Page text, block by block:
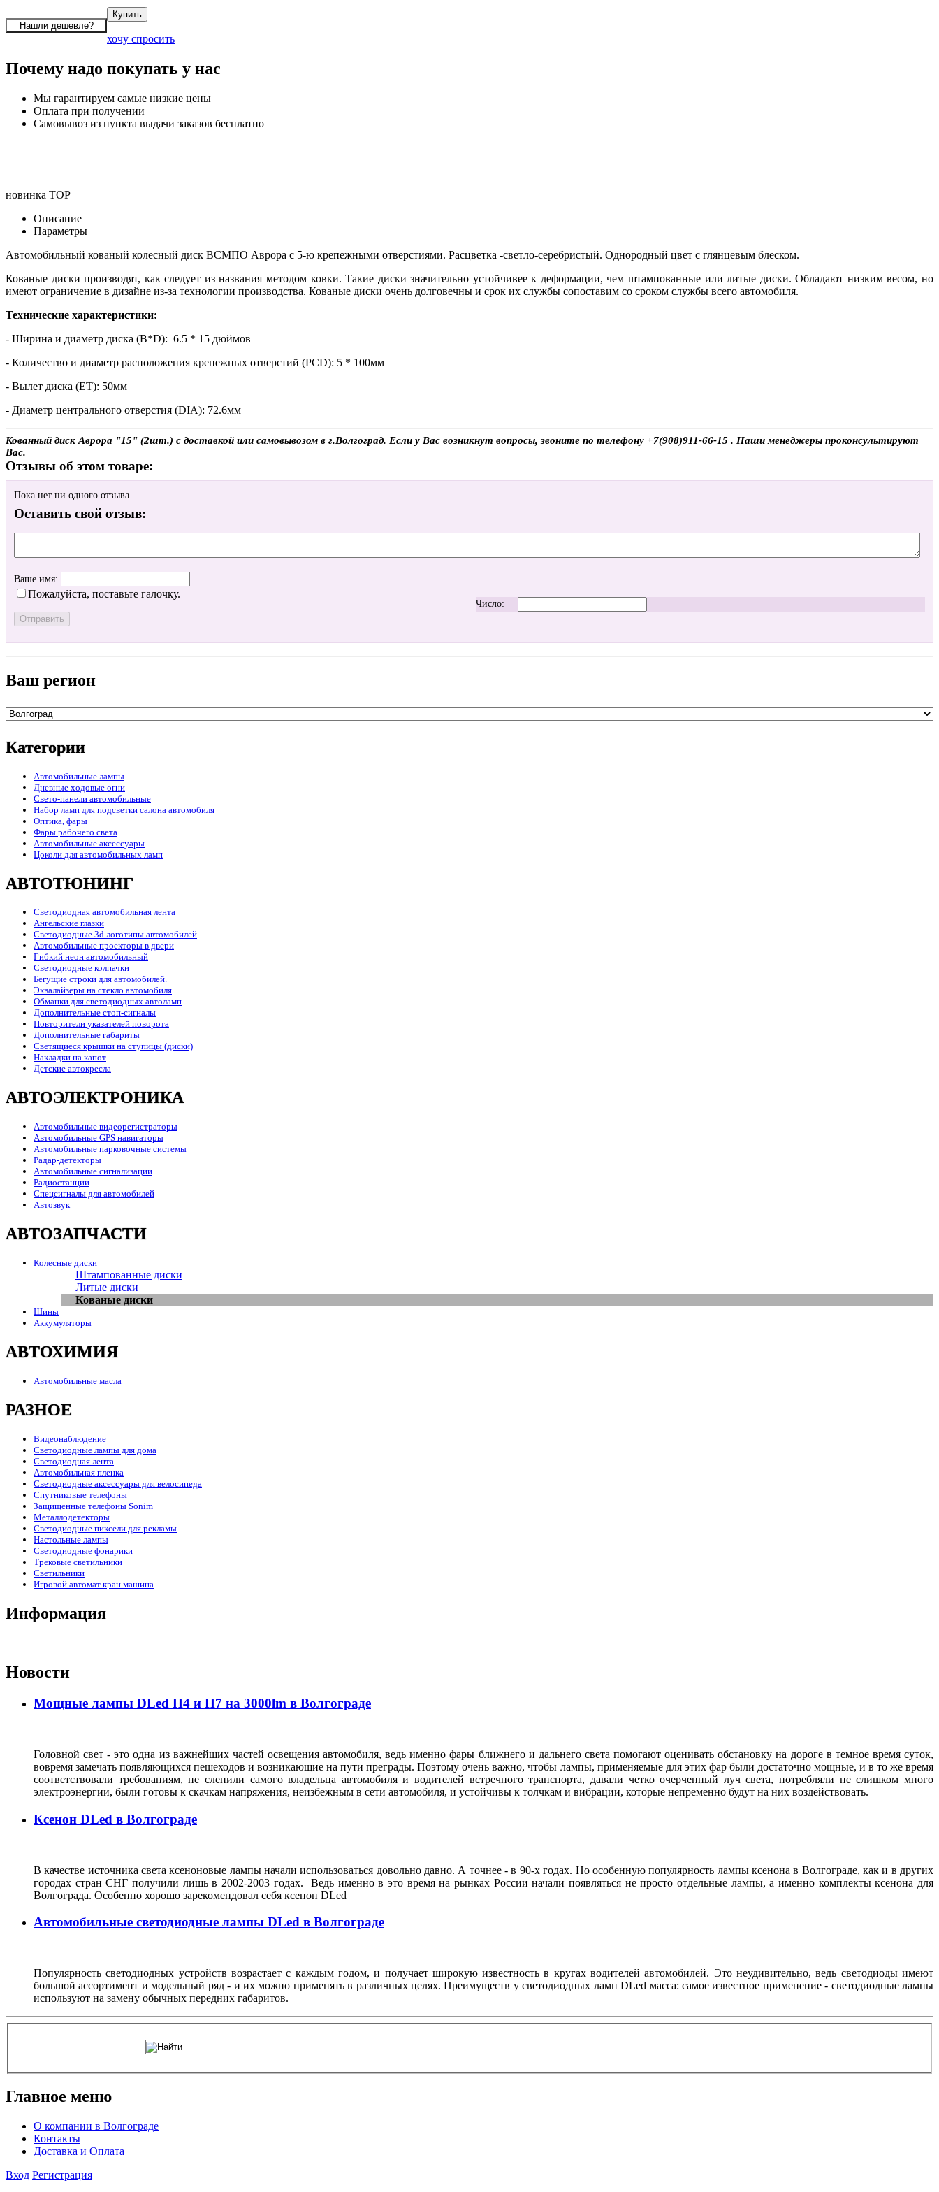
хочу спросить
Почему надо покупать у нас
Мы гарантируем самые низкие цены
Оплата при получении
Самовывоз из пункта выдачи заказов бесплатно
новинка TOP
Описание
Параметры
Автомобильный кованый колесный диск ВСМПО Аврора с 5-ю крепежными отверстиями. Расцветка -светло-серебристый. Однородный цвет с глянцевым блеском.
Кованые диски производят, как следует из названия методом ковки. Такие диски значительно устойчивее к деформации, чем штампованные или литые диски. Обладают низким весом, но
имеют ограничение в дизайне из-за технологии производства. Кованые диски очень долговечны и срок их службы сопоставим со сроком службы всего автомобиля.
Технические характеристики:
- Ширина и диаметр диска (B*D): 6.5 * 15 дюймов
- Количество и диаметр расположения крепежных отверстий (PCD): 5 * 100мм
- Вылет диска (ET): 50мм
- Диаметр центрального отверстия (DIA): 72.6мм
Кованный диск Аврора "15" (2шт.) с доставкой или самовывозом в г.Волгоград. Если у Вас возникнут вопросы, звоните по телефону +7(908)911-66-15 . Наши менеджеры проконсультируют
Вас.
Отзывы об этом товаре:
Пока нет ни одного отзыва
Оставить свой отзыв:
Ваше имя:
Пожалуйста, поставьте галочку.
Число:
Ваш регион
Категории
Автомобильные лампы
Дневные ходовые огни
Свето-панели автомобильные
Набор ламп для подсветки салона автомобиля
Оптика, фары
Фары рабочего света
Автомобильные аксессуары
Цоколи для автомобильных ламп
АВТОТЮНИНГ
Светодиодная автомобильная лента
Ангельские глазки
Светодиодные 3d логотипы автомобилей
Автомобильные проекторы в двери
Гибкий неон автомобильный
Светодиодные колпачки
Бегущие строки для автомобилей.
Эквалайзеры на стекло автомобиля
Обманки для светодиодных автоламп
Дополнительные стоп-сигналы
Повторители указателей поворота
Дополнительные габариты
Светящиеся крышки на ступицы (диски)
Накладки на капот
Детские автокресла
АВТОЭЛЕКТРОНИКА
Автомобильные видеорегистраторы
Автомобильные GPS навигаторы
Автомобильные парковочные системы
Радар-детекторы
Автомобильные сигнализации
Радиостанции
Спецсигналы для автомобилей
Автозвук
АВТОЗАПЧАСТИ
Колесные диски
Штампованные диски
Литые диски
Кованые диски
Шины
Аккумуляторы
АВТОХИМИЯ
Автомобильные масла
РАЗНОЕ
Видеонаблюдение
Светодиодные лампы для дома
Светодиодная лента
Автомобильная пленка
Светодиодные аксессуары для велосипеда
Спутниковые телефоны
Защищенные телефоны Sonim
Металлодетекторы
Светодиодные пиксели для рекламы
Настольные лампы
Светодиодные фонарики
Трековые светильники
Светильники
Игровой автомат кран машина
Информация
Новости
Мощные лампы DLed H4 и H7 на 3000lm в Волгограде
Головной свет - это одна из важнейших частей освещения автомобиля, ведь именно фары ближнего и дальнего света помогают оценивать обстановку на дороге в темное время суток,
вовремя замечать появляющихся пешеходов и возникающие на пути преграды. Поэтому очень важно, чтобы лампы, применяемые для этих фар были достаточно мощные, и в то же время
соответствовали требованиям, не слепили самого владельца автомобиля и водителей встречного транспорта, давали четко очерченный луч света, потребляли не слишком много
электроэнергии, были готовы к скачкам напряжения, неизбежным в сети автомобиля, и устойчивы к толчкам и вибрации, которые непременно будут на них воздействовать.
Ксенон DLed в Волгограде
В качестве источника света ксеноновые лампы начали использоваться довольно давно. А точнее - в 90-х годах. Но особенную популярность лампы ксенона в Волгограде, как и в других
городах стран СНГ получили лишь в 2002-2003 годах. Ведь именно в это время на рынках России начали появляться не просто отдельные лампы, а именно комплекты ксенона для
Волгограда. Особенно хорошо зарекомендовал себя ксенон DLed
Автомобильные светодиодные лампы DLed в Волгограде
Популярность светодиодных устройств возрастает с каждым годом, и получает широкую известность в кругах водителей автомобилей. Это неудивительно, ведь светодиоды имеют
большой ассортимент и модельный ряд - и их можно применять в различных целях. Преимуществ у светодиодных ламп DLed масса: самое известное применение - светодиодные лампы
используют на замену обычных передних габаритов.
Главное меню
О компании в Волгограде
Контакты
Доставка и Оплата
Вход Регистрация